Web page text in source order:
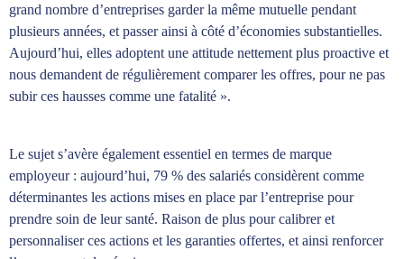
grand nombre d’entreprises garder la même mutuelle pendant
plusieurs années, et passer ainsi à côté d’économies substantielles.
Aujourd’hui, elles adoptent une attitude nettement plus proactive et
nous demandent de régulièrement comparer les offres, pour ne pas
subir ces hausses comme une fatalité ».
Le sujet s’avère également essentiel en termes de marque
employeur : aujourd’hui, 79 % des salariés considèrent comme
déterminantes les actions mises en place par l’entreprise pour
prendre soin de leur santé. Raison de plus pour calibrer et
personnaliser ces actions et les garanties offertes, et ainsi renforcer